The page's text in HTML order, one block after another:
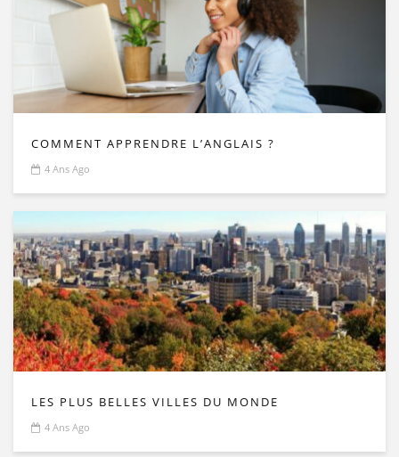
COMMENT APPRENDRE L’ANGLAIS ?
4 Ans Ago
LES PLUS BELLES VILLES DU MONDE
4 Ans Ago